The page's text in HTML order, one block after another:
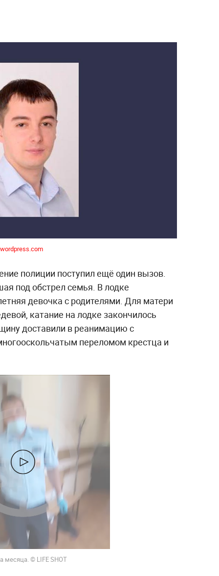
полиции поступил ещё один вызов.
под обстрел семья. В лодке
девочка с родителями. Для матери
катание на лодке закончилось
доставили в реанимацию с
переломом крестца и
месяца. © LIFE SHOT